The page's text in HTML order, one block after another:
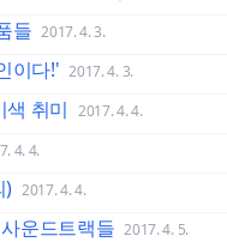
들 2017. 4. 3.
이다!' 2017. 4. 3.
색 취미 2017. 4. 4.
4. 4.
) 2017. 4. 4.
운드트랙들 2017. 4. 5.